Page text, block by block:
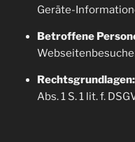
Geräte-
Betroffene
Rechtsgrundlagen:
Abs. 1 S. 1 lit. f.